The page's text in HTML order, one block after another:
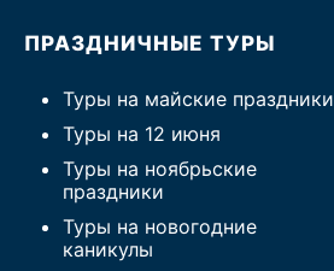
ПРАЗДНИЧНЫЕ ТУРЫ
Туры на майские праздники
Туры на 12 июня
Туры на ноябрьские
праздники
Туры на новогодние
каникулы